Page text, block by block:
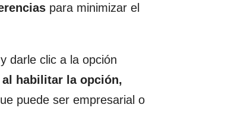
para minimizar el
darle clic a la opción
habilitar la opción,
puede ser empresarial o